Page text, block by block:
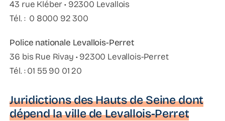
43 rue Kléber • 92300 Levallois
Tél. : 0 8000 92 300
Police nationale Levallois-Perret
36 bis Rue Rivay • 92300 Levallois-Perret
Tél. : 01 55 90 01 20
Juridictions des Hauts de Seine dont
dépend la ville de Levallois-Perret